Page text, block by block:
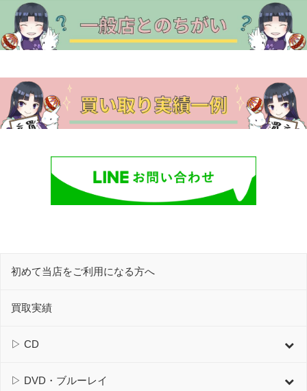
初めて当店をご利用になる方へ
買取実績
▷ CD
▷ DVD・ブルーレイ